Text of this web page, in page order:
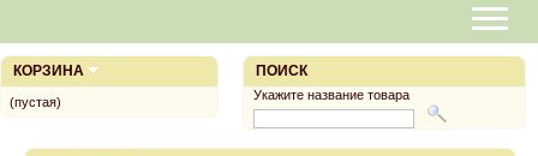
ПОИСК
Укажите название товара
КОРЗИНА
(пустая)